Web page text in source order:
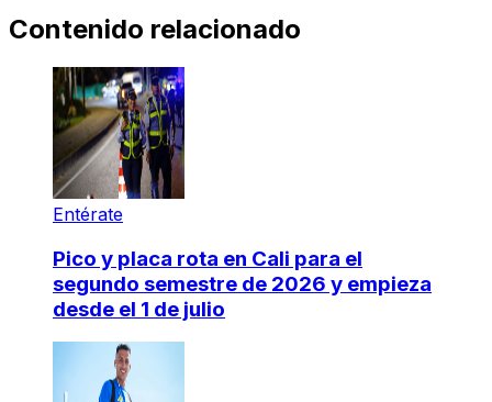
Contenido relacionado
Entérate
Pico y placa rota en Cali para el
segundo semestre de 2026 y empieza
desde el 1 de julio